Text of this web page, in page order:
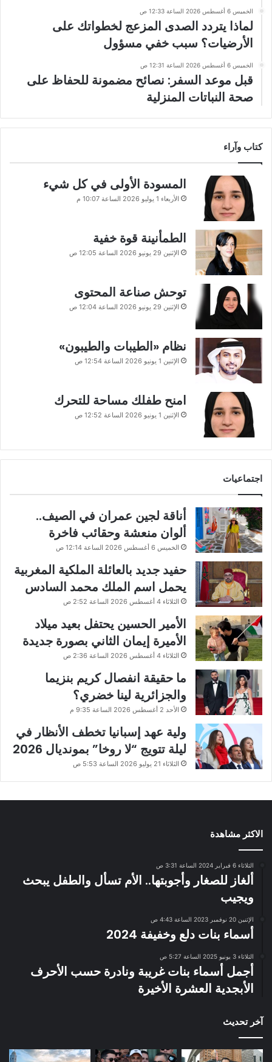
الخميس 6 أغسطس 2026 الساعة 12:33 ص
لماذا يتردد الصدى المزعج لخطواتك على
الأرضيات؟ سبب خفي مسؤول
الخميس 6 أغسطس 2026 الساعة 12:31 ص
قبل موعد السفر: نصائح مضمونة للحفاظ على
صحة النباتات المنزلية
كتاب وآراء
المسودة الأولى في كل شيء
الأربعاء 1 يوليو 2026 الساعة 10:07 م
الطمأنينة قوة خفية
الإثنين 29 يونيو 2026 الساعة 12:05 ص
توحش صناعة المحتوى
الإثنين 29 يونيو 2026 الساعة 12:04 ص
نظام «الطيبات والطيبون»
الإثنين 1 يونيو 2026 الساعة 12:54 ص
امنح طفلك مساحة للتحرك
الإثنين 1 يونيو 2026 الساعة 12:52 ص
اجتماعيات
أناقة لجين عمران في الصيف..
ألوان منعشة وحقائب فاخرة
الخميس 6 أغسطس 2026 الساعة 12:14 ص
حفيد جديد بالعائلة الملكية المغربية
يحمل اسم الملك محمد السادس
الثلاثاء 4 أغسطس 2026 الساعة 2:52 ص
الأمير الحسين يحتفل بعيد ميلاد
الأميرة إيمان الثاني بصورة جديدة
الثلاثاء 4 أغسطس 2026 الساعة 2:36 ص
ما حقيقة انفصال كريم بنزيما
والجزائرية لينا خضري؟
الأحد 2 أغسطس 2026 الساعة 9:35 م
ولية عهد إسبانيا تخطف الأنظار في
ليلة تتويج “لا روخا” بمونديال 2026
الثلاثاء 21 يوليو 2026 الساعة 5:53 ص
الاكثر مشاهدة
الثلاثاء 6 فبراير 2024 الساعة 3:31 ص
ألغاز للصغار وأجوبتها.. الأم تسأل والطفل يبحث
ويجيب
الإثنين 20 نوفمبر 2023 الساعة 4:43 ص
أسماء بنات دلع وخفيفة 2024
الثلاثاء 3 يونيو 2025 الساعة 5:27 ص
أجمل أسماء بنات غريبة ونادرة حسب الأحرف
الأبجدية العشرة الأخيرة
آخر تحديث